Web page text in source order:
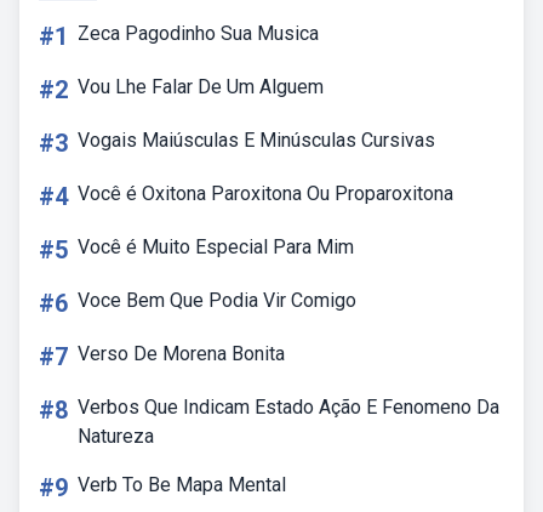
#1 Zeca Pagodinho Sua Musica
#2 Vou Lhe Falar De Um Alguem
#3 Vogais Maiúsculas E Minúsculas Cursivas
#4 Você é Oxitona Paroxitona Ou Proparoxitona
#5 Você é Muito Especial Para Mim
#6 Voce Bem Que Podia Vir Comigo
#7 Verso De Morena Bonita
#8 Verbos Que Indicam Estado Ação E Fenomeno Da
Natureza
#9 Verb To Be Mapa Mental